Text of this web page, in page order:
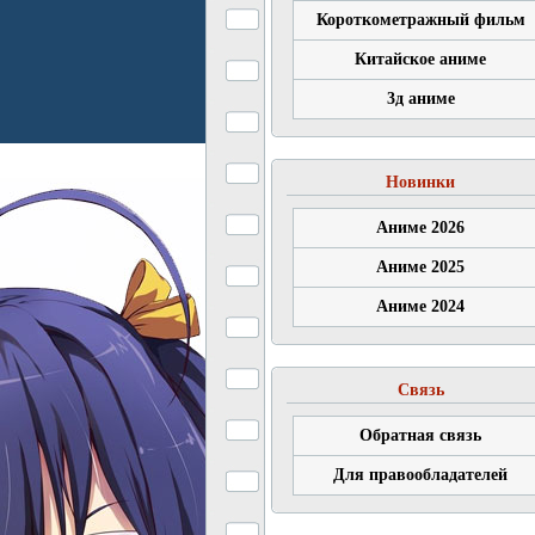
Короткометражный фильм
Китайское аниме
3д аниме
Новинки
Аниме 2026
Аниме 2025
Аниме 2024
Связь
Обратная связь
Для правообладателей